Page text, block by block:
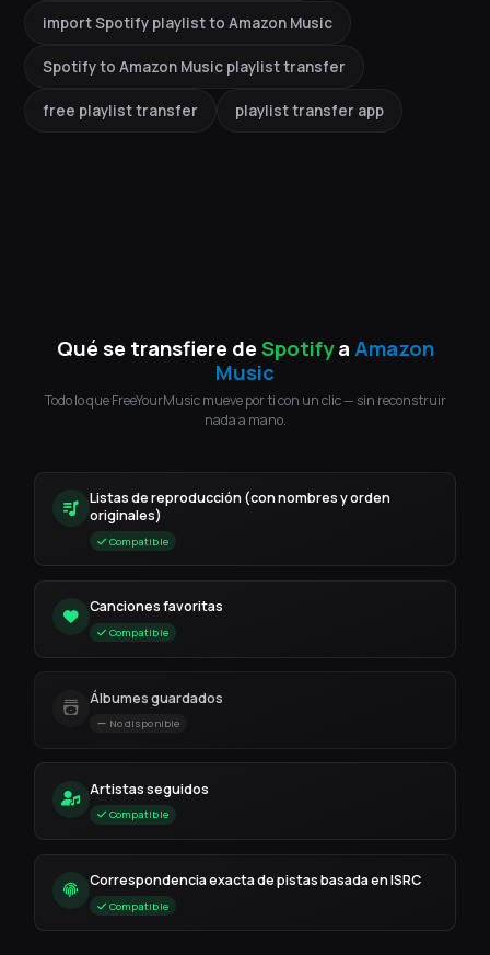
import Spotify playlist to Amazon Music
Spotify to Amazon Music playlist transfer
free playlist transfer playlist transfer app
Qué se transfiere deSpotifyaAmazon
Music
Todo lo que FreeYourMusic mueve por ti con un clic — sin reconstruir
nada a mano.
Listas de reproducción (con nombres y orden
originales)
Compatible
Canciones favoritas
Compatible
Álbumes guardados
No disponible
Artistas seguidos
Compatible
Correspondencia exacta de pistas basada en ISRC
Compatible